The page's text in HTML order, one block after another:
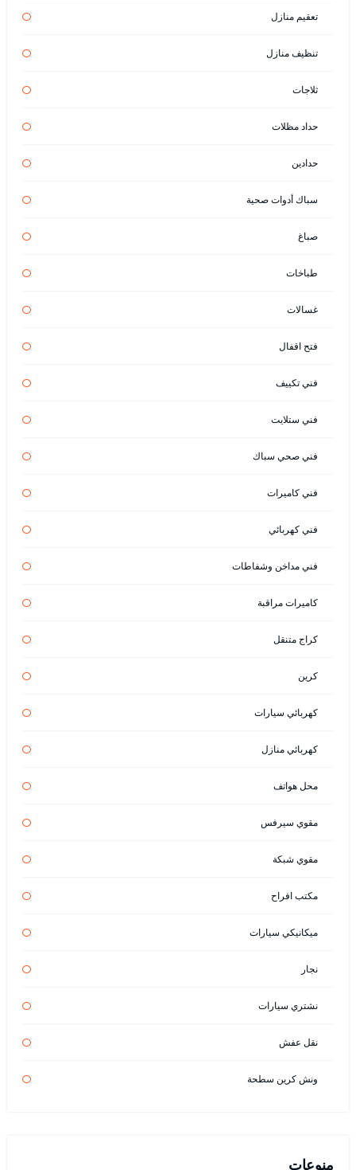
تعقيم منازل
تنظيف منازل
ثلاجات
حداد مظلات
حدادين
سباك أدوات صحية
صباغ
طباخات
غسالات
فتح اقفال
فني تكييف
فني ستلايت
فني صحي سباك
فني كاميرات
فني كهربائي
فني مداخن وشفاطات
كاميرات مراقبة
كراج متنقل
كرين
كهربائي سيارات
كهربائي منازل
محل هواتف
مقوي سيرفس
مقوي شبكة
مكتب افراح
ميكانيكي سيارات
نجار
نشتري سيارات
نقل عفش
ونش كرين سطحة
منوعات